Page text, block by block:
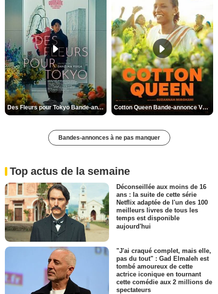
Des Fleurs pour Tokyo Bande-annonce VO STFR Cotton Queen Bande-annonce VO STFR
Bandes-annonces à ne pas manquer
Top actus de la semaine
Déconseillée aux moins de 16
ans : la suite de cette série
Netflix adaptée de l'un des 100
meilleurs livres de tous les
temps est disponible
aujourd'hui
"J'ai craqué complet, mais elle,
pas du tout" : Gad Elmaleh est
tombé amoureux de cette
actrice iconique en tournant
cette comédie aux 2 millions de
spectateurs